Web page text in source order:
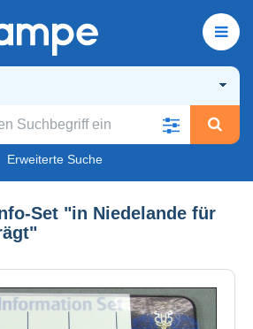
Erweiterte Suche
Set "in Niedelande für